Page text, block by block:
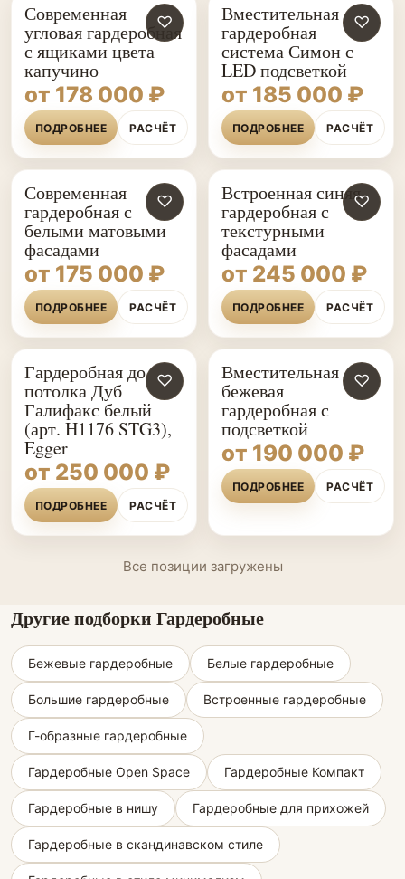
♡
Современная
угловая гардеробная
с ящиками цвета
капучино
от 178 000 ₽
ПОДРОБНЕЕ РАСЧЁТ
♡
Вместительная
гардеробная
система Симон с
LED подсветкой
от 185 000 ₽
ПОДРОБНЕЕ РАСЧЁТ
♡
Современная
гардеробная с
белыми матовыми
фасадами
от 175 000 ₽
ПОДРОБНЕЕ РАСЧЁТ
♡
Встроенная синяя
гардеробная с
текстурными
фасадами
от 245 000 ₽
ПОДРОБНЕЕ РАСЧЁТ
♡
Гардеробная до
потолка Дуб
Галифакс белый
(арт. H1176 STG3),
Egger
от 250 000 ₽
ПОДРОБНЕЕ РАСЧЁТ
♡
Вместительная
бежевая
гардеробная с
подсветкой
от 190 000 ₽
ПОДРОБНЕЕ РАСЧЁТ
Все позиции загружены
Другие подборки Гардеробные
Бежевые гардеробные Белые гардеробные
Большие гардеробные Встроенные гардеробные
Г-образные гардеробные
Гардеробные Open Space Гардеробные Компакт
Гардеробные в нишу Гардеробные для прихожей
Гардеробные в скандинавском стиле